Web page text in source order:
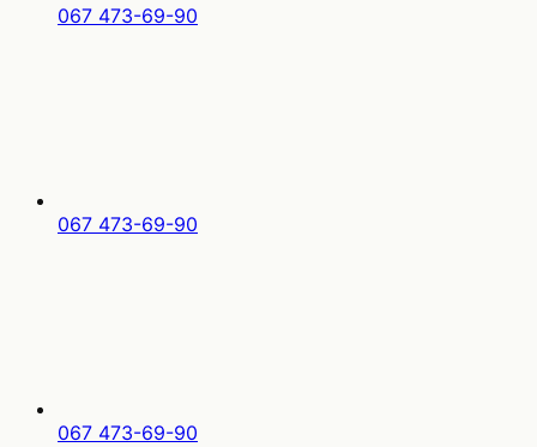
067 473-69-90
067 473-69-90
067 473-69-90